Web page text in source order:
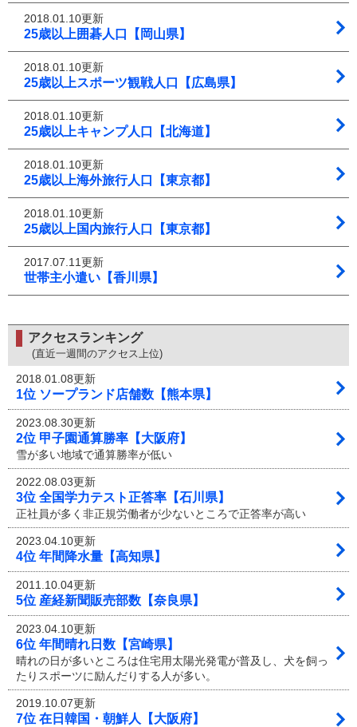
2018.01.10更新
25歳以上囲碁人口【岡山県】
2018.01.10更新
25歳以上スポーツ観戦人口【広島県】
2018.01.10更新
25歳以上キャンプ人口【北海道】
2018.01.10更新
25歳以上海外旅行人口【東京都】
2018.01.10更新
25歳以上国内旅行人口【東京都】
2017.07.11更新
世帯主小遣い【香川県】
アクセスランキング
(直近一週間のアクセス上位)
2018.01.08更新
1位 ソープランド店舗数【熊本県】
2023.08.30更新
2位 甲子園通算勝率【大阪府】
雪が多い地域で通算勝率が低い
2022.08.03更新
3位 全国学力テスト正答率【石川県】
正社員が多く非正規労働者が少ないところで正答率が高い
2023.04.10更新
4位 年間降水量【高知県】
2011.10.04更新
5位 産経新聞販売部数【奈良県】
2023.04.10更新
6位 年間晴れ日数【宮崎県】
晴れの日が多いところは住宅用太陽光発電が普及し、犬を飼っ
たりスポーツに励んだりする人が多い。
2019.10.07更新
7位 在日韓国・朝鮮人【大阪府】